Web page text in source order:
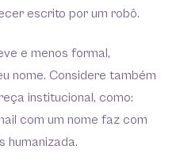
escrito por um robô.
e menos formal,
nome. Considere também
institucional, como:
com um nome faz com
humanizada.